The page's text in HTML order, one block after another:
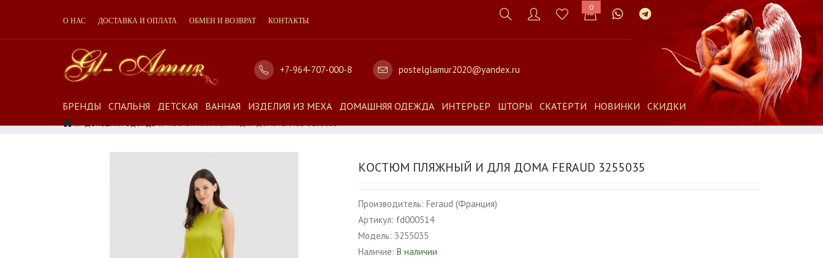
0
О НАС ДОСТАВКА И ОПЛАТА ОБМЕН И ВОЗВРАТ КОНТАКТЫ
+7-964-707-000-8 postelglamur2020@yandex.ru
БРЕНДЫ СПАЛЬНЯ ДЕТСКАЯ ВАННАЯ ИЗДЕЛИЯ ИЗ МЕХА ДОМАШНЯЯ ОДЕЖДА ИНТЕРЬЕР ШТОРЫ СКАТЕРТИ НОВИНКИ СКИДКИ
Домашняя Одежда Костюм Пляжный И Для Дома FERAUD 3255035
КОСТЮМ ПЛЯЖНЫЙ И ДЛЯ ДОМА FERAUD 3255035
Производитель: Feraud (Франция)
Артикул: fd000514
Модель: 3255035
Наличие: В наличии